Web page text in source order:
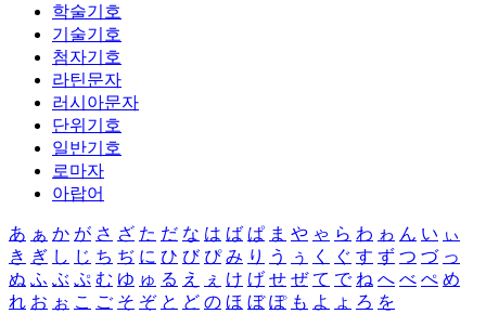
학술기호
기술기호
첨자기호
라틴문자
러시아문자
단위기호
일반기호
로마자
아랍어
あ ぁ か が さ ざ た だ な は ば ぱ ま や ゃ ら わ ゎ ん い ぃ
き ぎ し じ ち ぢ に ひ び ぴ み り う ぅ く ぐ す ず つ づ っ
ぬ ふ ぶ ぷ む ゆ ゅ る え ぇ け げ せ ぜ て で ね へ べ ぺ め
れ お ぉ こ ご そ ぞ と ど の ほ ぼ ぽ も よ ょ ろ を